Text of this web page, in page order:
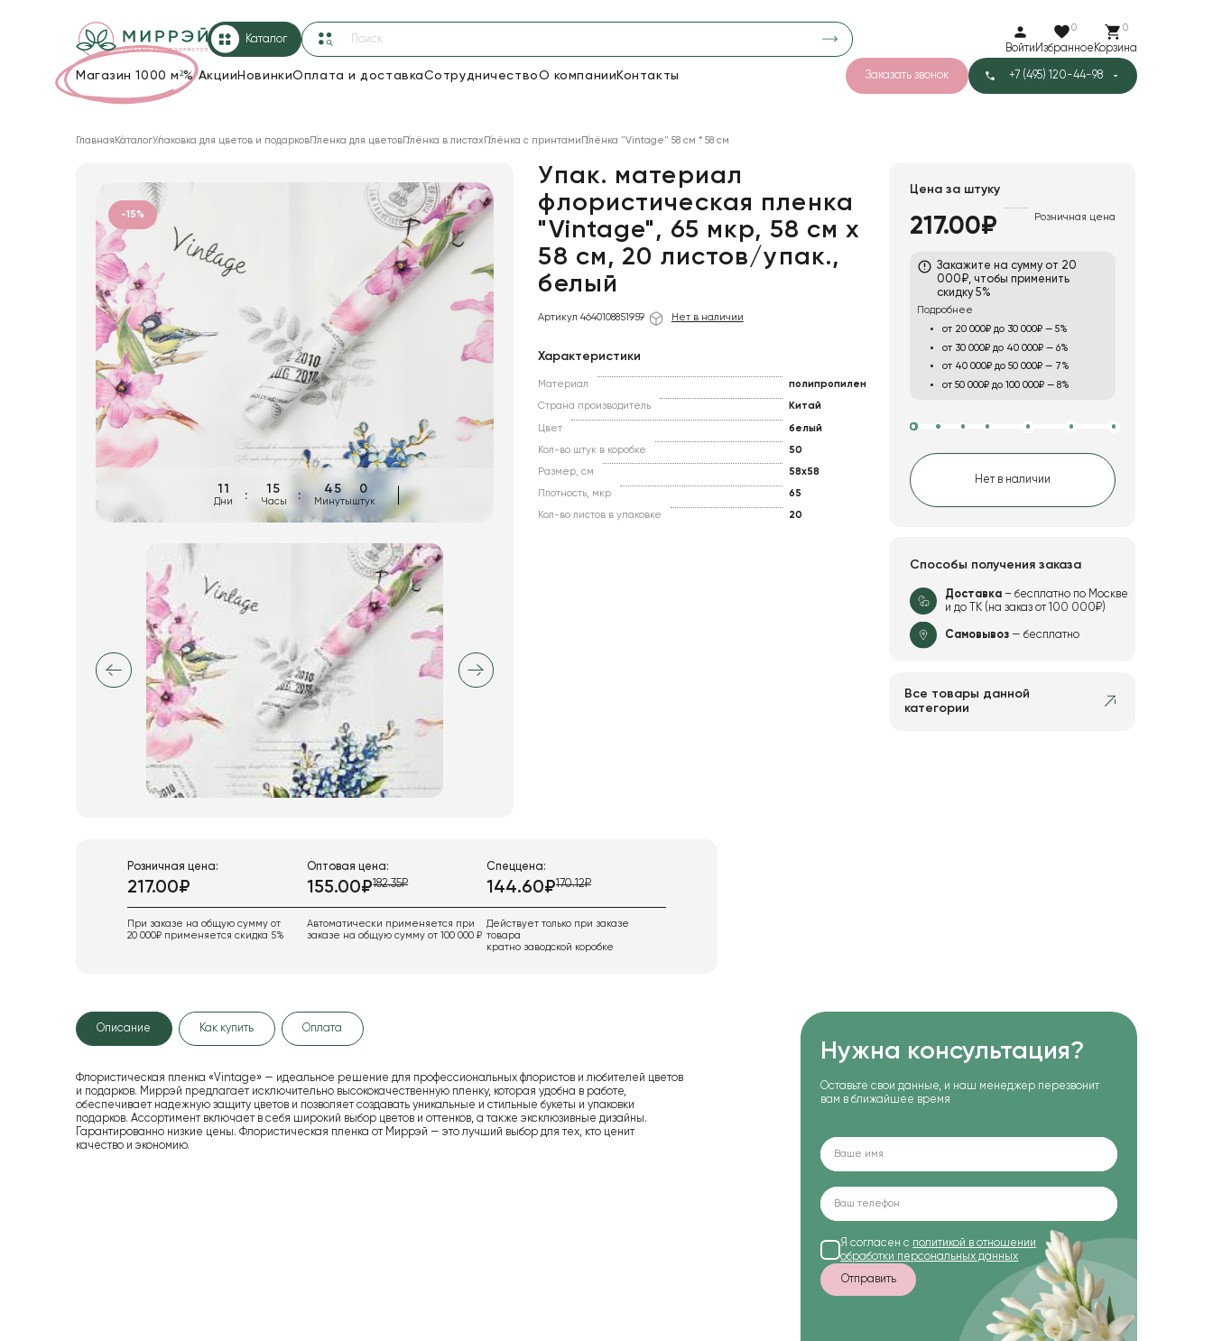
Каталог
Войти
0
Избранное
0
Корзина
Магазин 1000 м²%Акции НовинкиОплата и доставкаСотрудничествоО компании Контакты Заказать звонок +7 (495) 120-44-98
прозрачная
19
Сетка 7
Корзины и плетеные изделия
Коробки для цветов
Декор для дома
Сухоцветы
Лента
Товары для флористов
Пакеты для цветов и подарков
Изделия из металла
Искусственные цветы и растения
Декоративные вазы, кашпо
Игрушки мягкие
Главная КаталогУпаковка для цветов и подарковПленка для цветовПлёнка в листахПлёнка с принтами Плёнка "Vintage" 58 см * 58 см
-15%
11
Дни
15
Часы
45
Минуты
0
штук
Упак. материал
флористическая пленка
"Vintage", 65 мкр, 58 см х
58 cм, 20 листов/упак.,
белый
Артикул 4640108851959 Нет в наличии
Характеристики
Материал полипропилен
Страна производитель Китай
Цвет белый
Кол-во штук в коробке 50
Размер, см 58x58
Плотность, мкр 65
Кол-во листов в упаковке 20
Розничная цена:
217.00₽
При заказе на общую сумму от
20 000₽ применяется скидка 5%
Оптовая цена:
155.00₽182.35₽
Автоматически применяется при
заказе на общую сумму от 100 000 ₽
Спеццена:
144.60₽170.12₽
Действует только при заказе
товара
кратно заводской коробке
Цена за штуку
217.00₽ Розничная цена
Закажите на сумму от 20
000₽, чтобы применить
скидку 5%
Подробнее
от 20 000₽ до 30 000₽ — 5%
от 30 000₽ до 40 000₽ — 6%
от 40 000₽ до 50 000₽ — 7%
от 50 000₽ до 100 000₽ — 8%
Нет в наличии
Способы получения заказа
Доставка– бесплатно по Москве
и до ТК (на заказ от 100 000₽)
Самовывоз— бесплатно
Все товары данной
категории
Описание Как купить Оплата
Флористическая пленка «Vintage» — идеальное решение для профессиональных флористов и любителей цветов
и подарков. Миррэй предлагает исключительно высококачественную пленку, которая удобна в работе,
обеспечивает надежную защиту цветов и позволяет создавать уникальные и стильные букеты и упаковки
подарков. Ассортимент включает в себя широкий выбор цветов и оттенков, а также эксклюзивные дизайны.
Гарантированно низкие цены. Флористическая пленка от Миррэй — это лучший выбор для тех, кто ценит
качество и экономию.
Нужна консультация?
Оставьте свои данные, и наш менеджер перезвонит
вам в ближайшее время
Я согласен с политикой в отношении
обработки персональных данных
Отправить